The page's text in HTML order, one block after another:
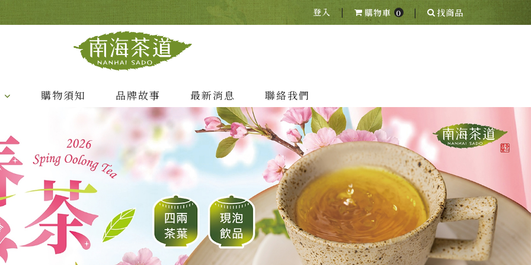
登入 | 購物車 0 | 找商品
購物須知 品牌故事 最新消息 聯絡我們